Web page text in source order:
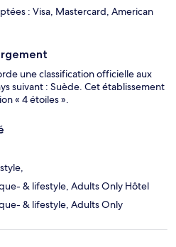
: Visa, Mastercard, American
une classification officielle aux
suivant : Suède. Cet établissement
« 4 étoiles ».
& lifestyle, Adults Only Hôtel
& lifestyle, Adults Only